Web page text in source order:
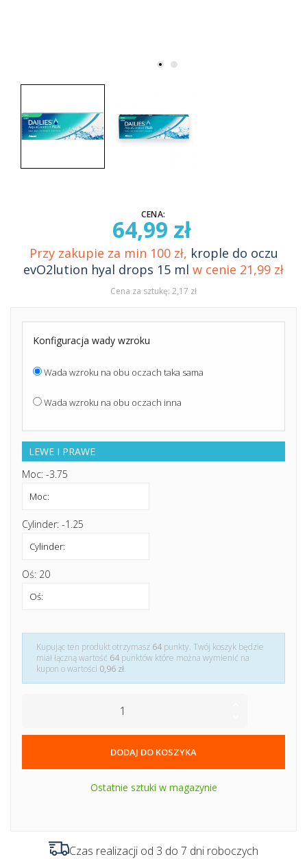
CENA:
64,99 zł
Przy zakupie za min 100 zł, krople do oczu
evO2lution hyal drops 15 ml w cenie 21,99 zł
Cena za sztukę: 2,17 zł
Konfiguracja wady wzroku
Wada wzroku na obu oczach taka sama
Wada wzroku na obu oczach inna
LEWE I PRAWE
Moc: -3.75
Cylinder: -1.25
Oś: 20
Kupując ten produkt otrzymasz 64 punkty. Twój koszyk będzie
miał łączną wartość 64 punktów które można wymienić na
kupon o wartości 0,96 zł.
DODAJ DO KOSZYKA
Ostatnie sztuki w magazynie
Czas realizacji od 3 do 7 dni roboczych